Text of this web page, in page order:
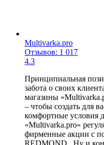
Multivarka.pro
Отзывов: 1 017
4.3
Принципиальная
забота о своих
магазины
– чтобы создать для
комфортные условия
«Multivarka.pro»
фирменные акции с
REDMOND . Ну и